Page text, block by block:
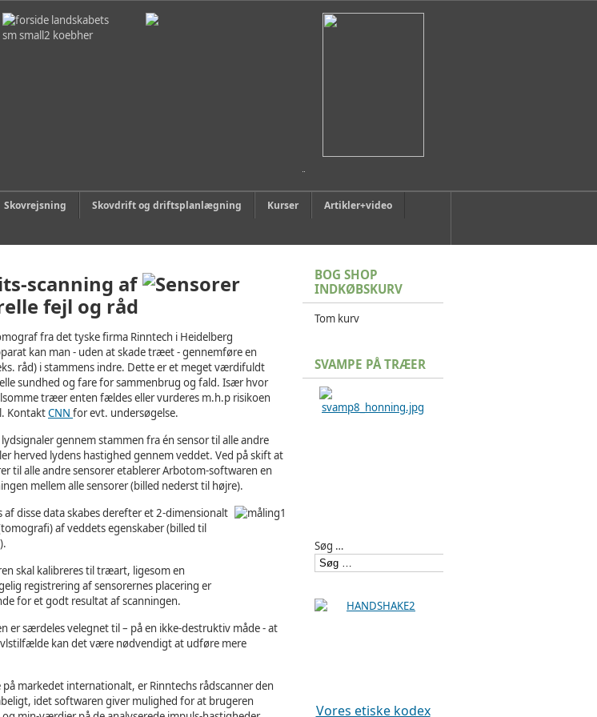
Skovrejsning Skovdrift og driftsplanlægning Kurser
Artikler+video
scanning af
fejl og råd
fra det tyske firma Rinntech i Heidelberg
kan man - uden at skade træet - gennemføre en
råd) i stammens indre. Dette er et meget værdifuldt
sundhed og fare for sammenbrug og fald. Især hvor
træer enten fældes eller vurderes m.h.p risikoen
KontaktCNN for evt. undersøgelse.
gennem stammen fra én sensor til alle andre
herved lydens hastighed gennem veddet. Ved på skift at
til alle andre sensorer etablerer Arbotom-softwaren en
mellem alle sensorer (billed nederst til højre).
af disse data skabes derefter et 2-dimensionalt
af veddets egenskaber (billed til
skal kalibreres til træart, ligesom en
registrering af sensorernes placering er
for et godt resultat af scanningen.
er særdeles velegnet til – på en ikke-destruktiv måde - at
kan det være nødvendigt at udføre mere
markedet internationalt, er Rinntechs rådscanner den
idet softwaren giver mulighed for at brugeren
BOG SHOP
INDKØBSKURV
Tom kurv
SVAMPE PÅ TRÆER
Søg …
Vores etiske kodex